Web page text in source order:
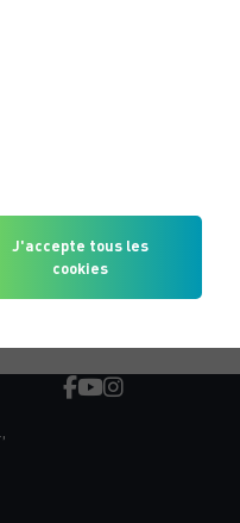
J'accepte tous les
cookies